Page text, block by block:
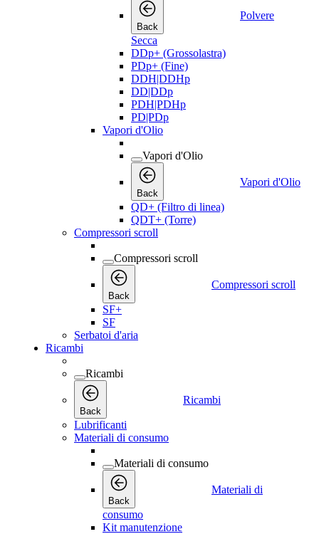
Back
Polvere
Secca
DDp+ (Grossolastra)
PDp+ (Fine)
DDH|DDHp
DD|DDp
PDH|PDHp
PD|PDp
Vapori d'Olio
Vapori d'Olio
Back
Vapori d'Olio
QD+ (Filtro di linea)
QDT+ (Torre)
Compressori scroll
Compressori scroll
Back
Compressori scroll
SF+
SF
Serbatoi d'aria
Ricambi
Ricambi
Back
Ricambi
Lubrificanti
Materiali di consumo
Materiali di consumo
Back
Materiali di
consumo
Kit manutenzione